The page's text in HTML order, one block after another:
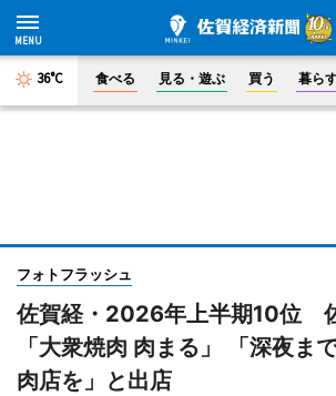
36°C 食べる 見る・遊ぶ 買う 暮ら
フォトフラッシュ
佐賀経・2026年上半期10位
「大衆焼肉 肉まる」 「深夜ま
肉店を」と出店